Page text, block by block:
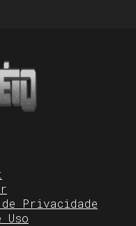
Privacidade
Uso